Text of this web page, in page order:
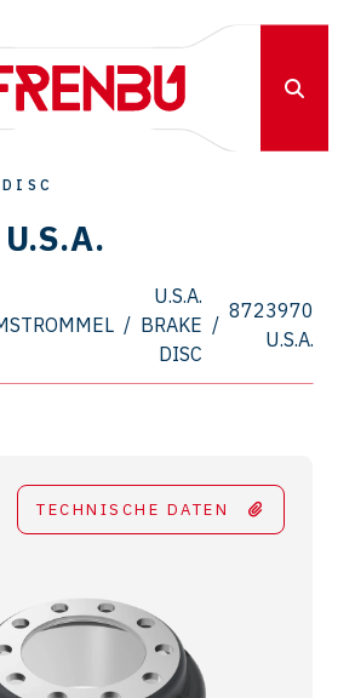
/
U.S.A.
BRAKE
DISC
/
8723970
U.S.A.
TECHNISCHE DATEN